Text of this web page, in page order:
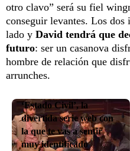
otro clavo” será su fiel
conseguir levantes. Los dos
lado y David tendrá que
futuro: ser un casanova
hombre de relación que
arrunches.
‘Estado Civil’, la
divertida serie web con
la que te vas a sentir
muy identificado